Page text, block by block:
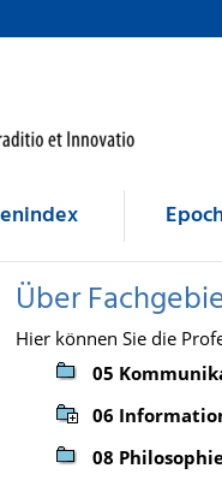
Über
Hier können Sie die
05
06
08